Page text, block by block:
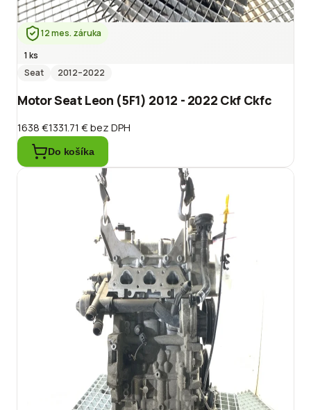
12 mes. záruka
1 ks
Seat
2012–2022
Motor Seat Leon (5F1) 2012 - 2022 Ckf Ckfc
1638 €1331.71 €bez DPH
Do košíka